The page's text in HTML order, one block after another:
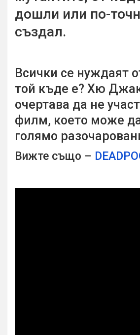
дошли или по-
създал.
Всички се нуждаят
той къде е? Хю
очертава да не
филм, което може
голямо
Вижте също –